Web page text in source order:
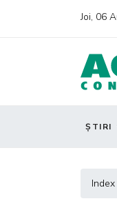
Joi, 06
ȘTIRI